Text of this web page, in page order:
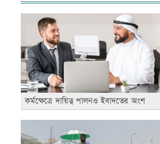
কর্মক্ষেত্রে দায়িত্ব পালনও ইবাদতের অংশ